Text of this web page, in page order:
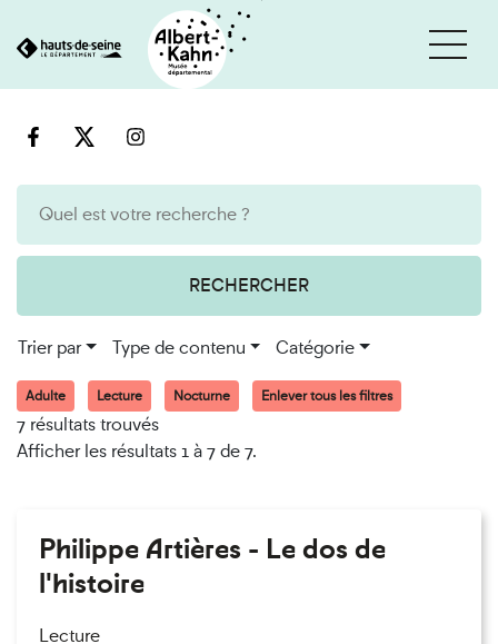
au
RECHERCHER
Trier par Type de contenu Catégorie
Adulte Lecture Nocturne Enlever tous les filtres
7 résultats trouvés
Afficher les résultats 1 à 7 de 7.
Philippe Artières - Le dos de
l'histoire
Lecture
Cookies et traceurs utilisés sur ce site